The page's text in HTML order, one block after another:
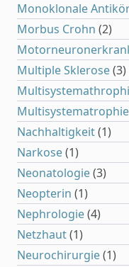
Monoklonale
Morbus Crohn (2)
Multiple Sklerose(3)
Multisystematrophie
Nachhaltigkeit(1)
Narkose(1)
Neonatologie(3)
Neopterin (1)
Nephrologie(4)
Netzhaut(1)
Neurochirurgie(1)